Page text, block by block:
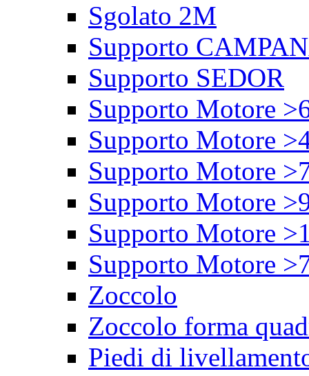
Sgolato 2M
Supporto
Supporto SEDOR
Supporto Motore
Supporto Motore
Supporto Motore
Supporto Motore
Supporto Motore
Supporto Motore
Zoccolo
Zoccolo forma
Piedi di